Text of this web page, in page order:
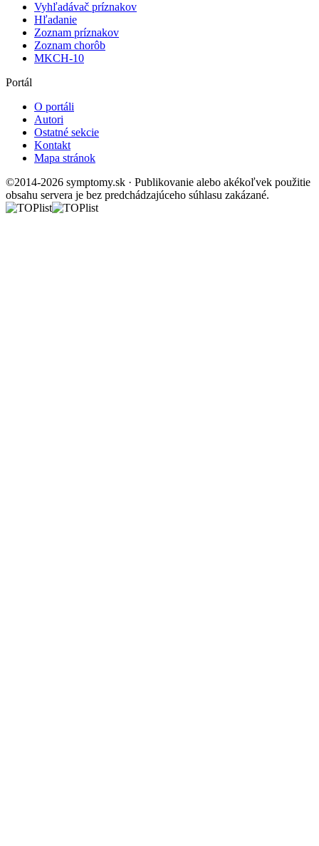
Vyhľadávač príznakov
Hľadanie
Zoznam príznakov
Zoznam chorôb
MKCH-10
Portál
O portáli
Autori
Ostatné sekcie
Kontakt
Mapa stránok
©2014-2026 symptomy.sk · Publikovanie alebo akékoľvek použitie
obsahu servera je bez predchádzajúceho súhlasu zakázané.